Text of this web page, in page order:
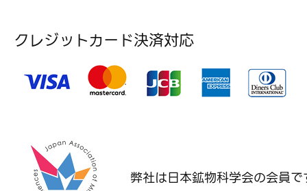
クレジットカード決済対応
弊社は日本鉱物科学会の会員で